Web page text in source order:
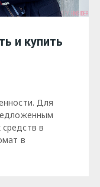
и купить
Для
в
в